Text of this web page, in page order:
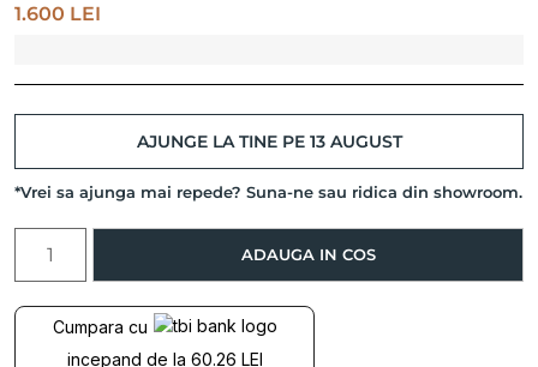
1.600 LEI
AJUNGE LA TINE PE 13 AUGUST
*Vrei sa ajunga mai repede? Suna-ne sau ridica din showroom.
Bratara
PEARL
OF
SAMARKAND,
ADAUGA IN COS
Cumpara cu
incepand de la 60.26 LEI